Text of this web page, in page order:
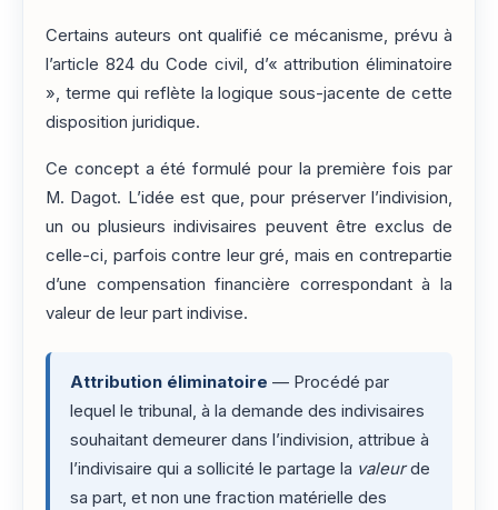
Certains auteurs ont qualifié ce mécanisme, prévu à
l’article 824 du Code civil, d’« attribution éliminatoire
», terme qui reflète la logique sous-jacente de cette
disposition juridique.
Ce concept a été formulé pour la première fois par
M. Dagot. L’idée est que, pour préserver l’indivision,
un ou plusieurs indivisaires peuvent être exclus de
celle-ci, parfois contre leur gré, mais en contrepartie
d’une compensation financière correspondant à la
valeur de leur part indivise.
Attribution éliminatoire — Procédé par
lequel le tribunal, à la demande des indivisaires
souhaitant demeurer dans l’indivision, attribue à
l’indivisaire qui a sollicité le partage la valeurde
sa part, et non une fraction matérielle des